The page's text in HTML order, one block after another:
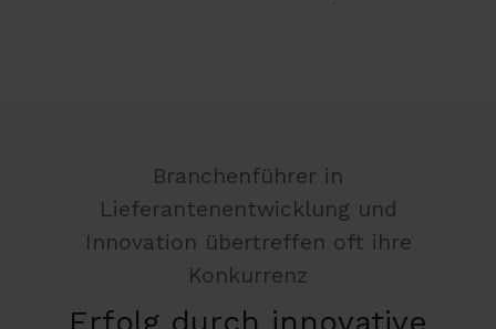
Branchenführer in
Lieferantenentwicklung und
Innovation übertreffen oft ihre
Konkurrenz